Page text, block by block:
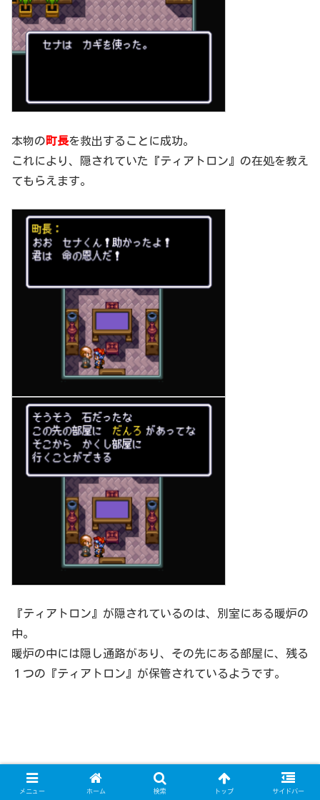
本物の町長を救出することに成功。
これにより、隠されていた『ティアトロン』の在処を教え
てもらえます。
『ティアトロン』が隠されているのは、別室にある暖炉の
中。
暖炉の中には隠し通路があり、その先にある部屋に、残る
１つの『ティアトロン』が保管されているようです。
メニュー ホーム 検索 トップ サイドバー